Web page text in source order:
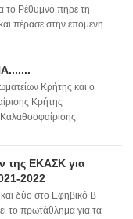
το Ρέθυμνο πήρε τη
πέρασε στην επόμενη
Κρήτης και ο
Κρήτης
ΕΚΑΣΚ για
2022
δύο στο Εφηβικό Β
το πρωτάθλημα για τα